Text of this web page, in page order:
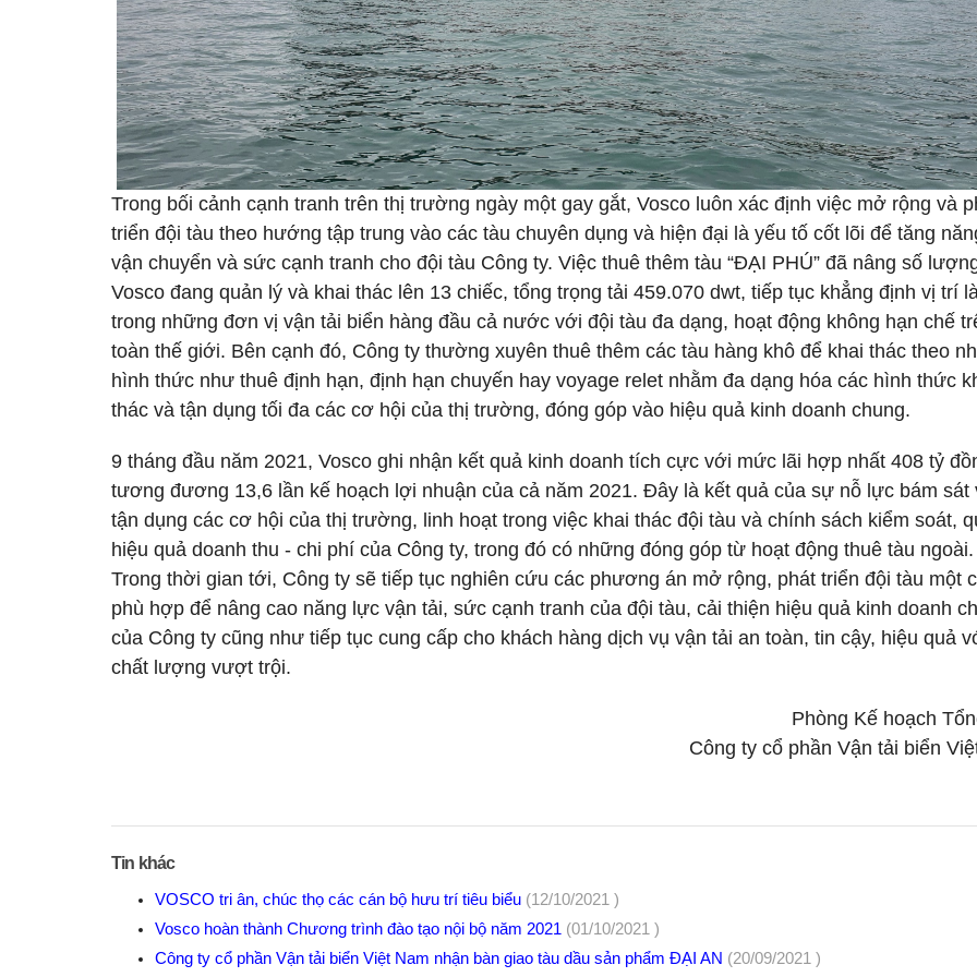
Trong bối cảnh cạnh tranh trên thị trường ngày một gay gắt, Vosco luôn xác định việc mở rộng và
triển đội tàu theo hướng tập trung vào các tàu chuyên dụng và hiện đại là yếu tố cốt lõi để tăng
vận chuyển và sức cạnh tranh cho đội tàu Công ty. Việc thuê thêm tàu “ĐẠI PHÚ” đã nâng số
Vosco đang quản lý và khai thác lên 13 chiếc, tổng trọng tải 459.070 dwt, tiếp tục khẳng định vị trí
trong những đơn vị vận tải biển hàng đầu cả nước với đội tàu đa dạng, hoạt động không hạn chế
toàn thế giới. Bên cạnh đó, Công ty thường xuyên thuê thêm các tàu hàng khô để khai thác theo
hình thức như thuê định hạn, định hạn chuyến hay voyage relet nhằm đa dạng hóa các hình thức
thác và tận dụng tối đa các cơ hội của thị trường, đóng góp vào hiệu quả kinh doanh chung.
9 tháng đầu năm 2021, Vosco ghi nhận kết quả kinh doanh tích cực với mức lãi hợp nhất 408 tỷ
tương đương 13,6 lần kế hoạch lợi nhuận của cả năm 2021. Đây là kết quả của sự nỗ lực bám sát
tận dụng các cơ hội của thị trường, linh hoạt trong việc khai thác đội tàu và chính sách kiểm soát,
hiệu quả doanh thu - chi phí của Công ty, trong đó có những đóng góp từ hoạt động thuê tàu ngoài.
Trong thời gian tới, Công ty sẽ tiếp tục nghiên cứu các phương án mở rộng, phát triển đội tàu một
phù hợp để nâng cao năng lực vận tải, sức cạnh tranh của đội tàu, cải thiện hiệu quả kinh doanh
của Công ty cũng như tiếp tục cung cấp cho khách hàng dịch vụ vận tải an toàn, tin cậy, hiệu quả
chất lượng vượt trội.
Phòng Kế hoạch
Công ty cổ phần Vận tải biển
Tin khác
VOSCO tri ân, chúc thọ các cán bộ hưu trí tiêu biểu (12/10/2021 )
Vosco hoàn thành Chương trình đào tạo nội bộ năm 2021 (01/10/2021 )
Công ty cổ phần Vận tải biển Việt Nam nhận bàn giao tàu dầu sản phẩm ĐẠI AN (20/09/2021 )